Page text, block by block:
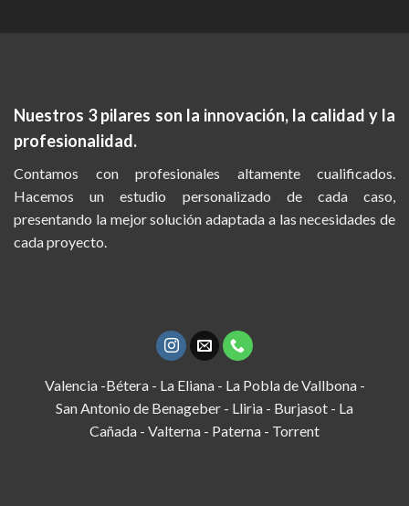
Nuestros 3 pilares son la innovación, la calidad y la
profesionalidad.
Contamos con profesionales altamente cualificados.
Hacemos un estudio personalizado de cada caso,
presentando la mejor solución adaptada a las necesidades de
cada proyecto.
Valencia -Bétera - La Eliana - La Pobla de Vallbona -
San Antonio de Benageber - Lliria - Burjasot - La
Cañada - Valterna - Paterna - Torrent